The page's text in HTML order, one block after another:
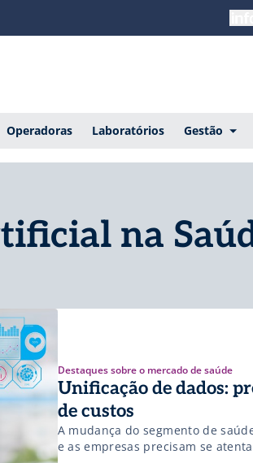
Operadoras Laboratórios Gestão
na
Destaques sobre o mercado de saúde
Unificação de dados:
de custos
A mudança do segmento de
e as empresas precisam se